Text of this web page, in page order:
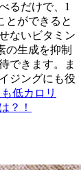
るだけで、1
とができると
ないビタミン
の生成を抑制
できます。ま
ジングにも役
低カロリ
？！